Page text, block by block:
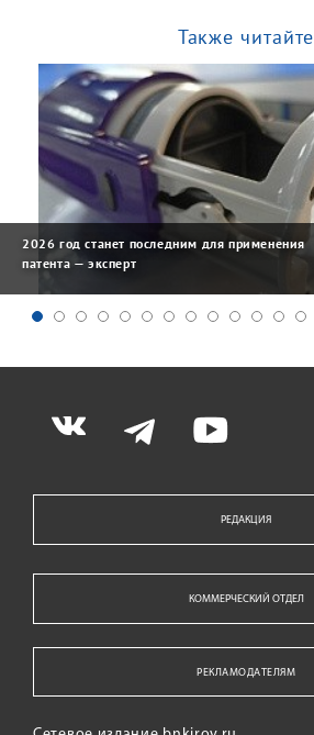
Также читайте
2026 год станет последним для применения
патента — эксперт
РЕДАКЦИЯ
КОММЕРЧЕСКИЙ ОТДЕЛ
РЕКЛАМОДАТЕЛЯМ